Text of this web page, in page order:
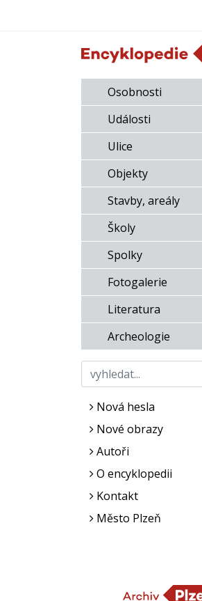
Osobnosti
Události
Ulice
Objekty
Stavby, areály
Školy
Spolky
Fotogalerie
Literatura
Archeologie
Nová hesla
Nové obrazy
Autoři
O encyklopedii
Kontakt
Město Plzeň